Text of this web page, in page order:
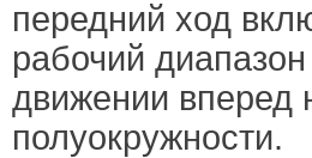
передний ход
рабочий
движении вперед
полуокружности.